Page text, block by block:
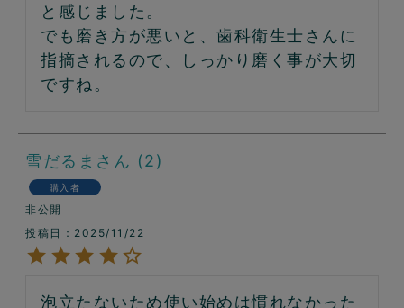
と感じました。
でも磨き方が悪いと、歯科衛生士さんに
指摘されるので、しっかり磨く事が大切
ですね。
雪だるま 2
購入者
非公開
投稿日
2025/11/22
泡立たないため使い始めは慣れなかった